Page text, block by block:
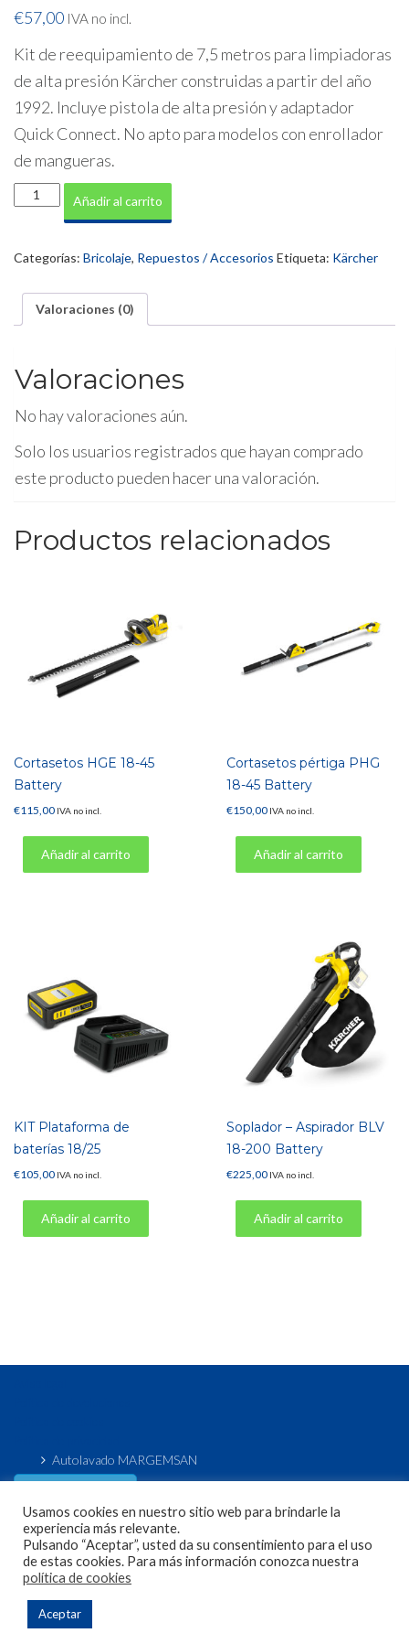
€57,00 IVA no incl.
Kit de reequipamiento de 7,5 metros para limpiadoras
de alta presión Kärcher construidas a partir del año
1992. Incluye pistola de alta presión y adaptador
Quick Connect. No apto para modelos con enrollador
de mangueras.
KIT
Universal
y
cantidad
Añadir al carrito
Categorías: Bricolaje, Repuestos / Accesorios Etiqueta: Kärcher
Valoraciones (0)
Valoraciones
No hay valoraciones aún.
Solo los usuarios registrados que hayan comprado
este producto pueden hacer una valoración.
Productos relacionados
Cortasetos HGE 18-45
Battery
€115,00 IVA no incl.
Añadir al carrito
Cortasetos pértiga PHG
18-45 Battery
€150,00 IVA no incl.
Añadir al carrito
KIT Plataforma de
baterías 18/25
€105,00 IVA no incl.
Añadir al carrito
Soplador – Aspirador BLV
18-200 Battery
€225,00 IVA no incl.
Añadir al carrito
Autolavado MARGEMSAN
Acceso / Registro
Usamos cookies en nuestro sitio web para brindarle la
experiencia más relevante.
Pulsando “Aceptar”, usted da su consentimiento para el uso
de estas cookies. Para más información conozca nuestra
política de cookies
Aceptar